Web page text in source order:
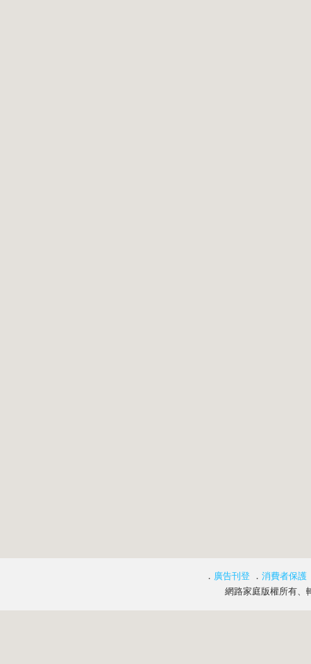
． 廣告刊登 ． 消費者保護
網路家庭版權所有、